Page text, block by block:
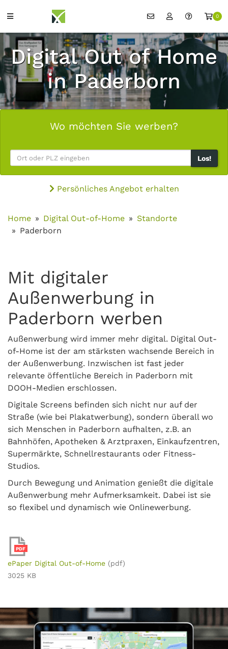
0
Digital Out of Home
in Paderborn
Wo möchten Sie werben?
Los!
Persönliches Angebot erhalten
Home Digital Out-of-Home
Standorte
Paderborn
Mit digitaler
Außenwerbung in
Paderborn werben
Außenwerbung wird immer mehr digital. Digital Out-
of-Home ist der am stärksten wachsende Bereich in
der Außenwerbung. Inzwischen ist fast jeder
relevante öffentliche Bereich in Paderborn mit
DOOH-Medien erschlossen.
Digitale Screens befinden sich nicht nur auf der
Straße (wie bei Plakatwerbung), sondern überall wo
sich Menschen in Paderborn aufhalten, z.B. an
Bahnhöfen, Apotheken & Arztpraxen, Einkaufzentren,
Supermärkte, Schnellrestaurants oder Fitness-
Studios.
Durch Bewegung und Animation genießt die digitale
Außenwerbung mehr Aufmerksamkeit. Dabei ist sie
so flexibel und dynamisch wie Onlinewerbung.
PDF
ePaper Digital Out-of-Home (pdf)
3025 KB